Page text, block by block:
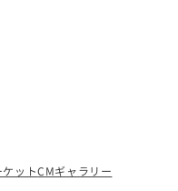
ケットCMギャラリー